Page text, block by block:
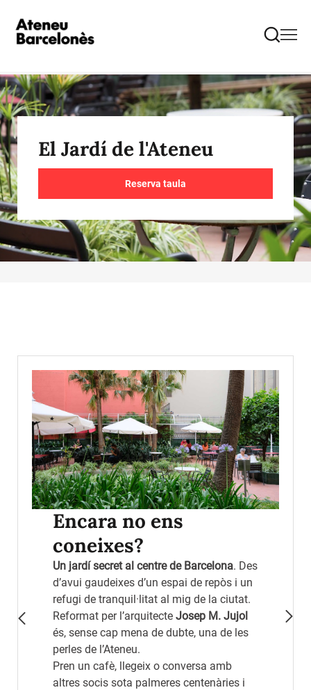
El Jardí de l'Ateneu
Reserva taula
Encara no ens
coneixes?
Un jardí secret al centre de Barcelona. Des
d’avui gaudeixes d’un espai de repòs i un
refugi de tranquil·litat al mig de la ciutat.
Reformat per l’arquitecte Josep M. Jujol
és, sense cap mena de dubte, una de les
perles de l’Ateneu.
Pren un cafè, llegeix o conversa amb
altres socis sota palmeres centenàries i